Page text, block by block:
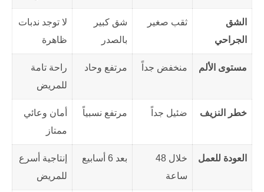
الشق
الجراحي
ثقب صغير
شق كبير
بالصدر
لا توجد ندبات
ظاهرة
مستوى الألم منخفض جداً مرتفع وحاد
راحة تامة
للمريض
خطر النزيف ضئيل جداً مرتفع نسبياً
أمان وعائي
ممتاز
العودة للعمل
خلال 48
ساعة
بعد 6 أسابيع
إنتاجية أسرع
للمريض